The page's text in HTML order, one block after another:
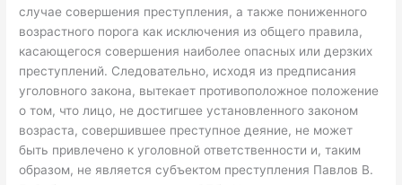
случае совершения преступления, а также пониженного
возрастного порога как исключения из общего правила,
касающегося совершения наиболее опасных или дерзких
преступлений. Следовательно, исходя из предписания
уголовного закона, вытекает противоположное положение
о том, что лицо, не достигшее установленного законом
возраста, совершившее преступное деяние, не может
быть привлечено к уголовной ответственности и, таким
образом, не является субъектом преступления Павлов В.